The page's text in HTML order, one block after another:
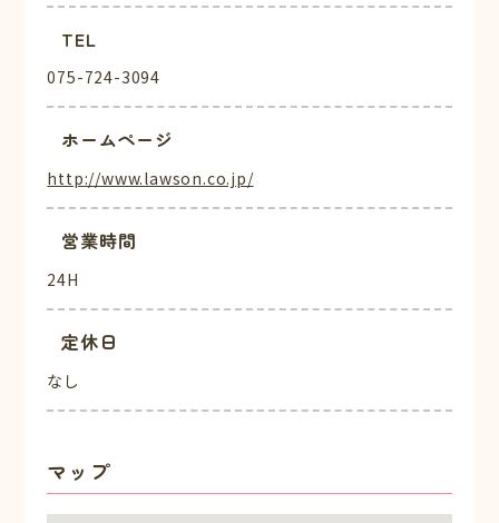
TEL
075-724-3094
ホームページ
http://www.lawson.co.jp/
営業時間
24H
定休日
なし
マップ